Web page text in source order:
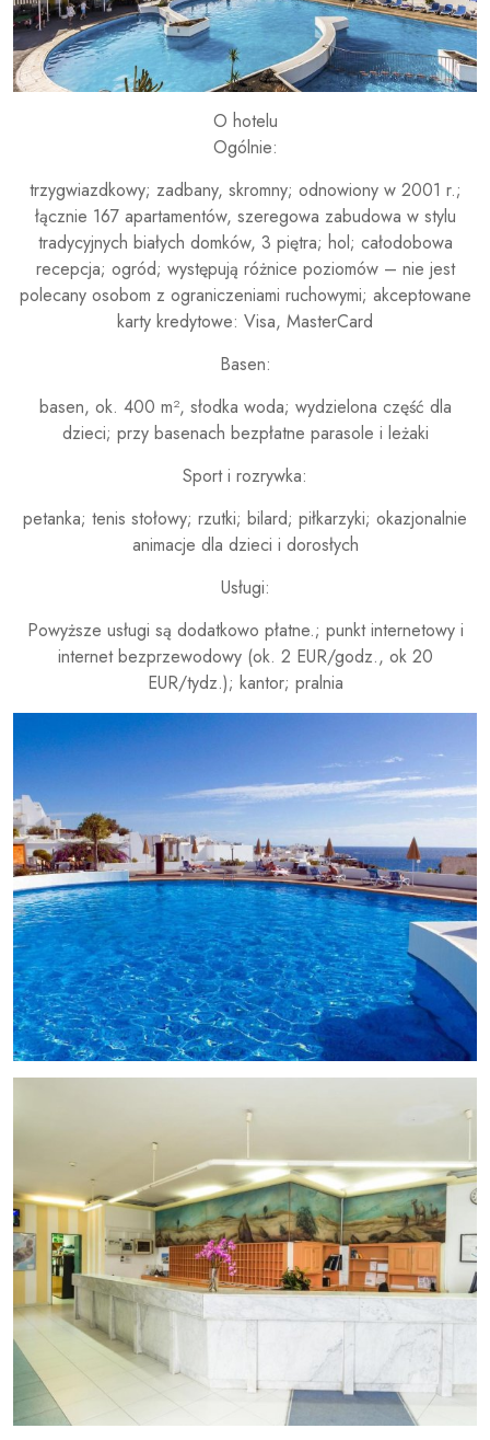
O hotelu
Ogólnie:
trzygwiazdkowy; zadbany, skromny; odnowiony w 2001 r.;
łącznie 167 apartamentów, szeregowa zabudowa w stylu
tradycyjnych białych domków, 3 piętra; hol; całodobowa
recepcja; ogród; występują różnice poziomów – nie jest
polecany osobom z ograniczeniami ruchowymi; akceptowane
karty kredytowe: Visa, MasterCard
Basen:
basen, ok. 400 m², słodka woda; wydzielona część dla
dzieci; przy basenach bezpłatne parasole i leżaki
Sport i rozrywka:
petanka; tenis stołowy; rzutki; bilard; piłkarzyki; okazjonalnie
animacje dla dzieci i dorosłych
Usługi:
Powyższe usługi są dodatkowo płatne.; punkt internetowy i
internet bezprzewodowy (ok. 2 EUR/godz., ok 20
EUR/tydz.); kantor; pralnia